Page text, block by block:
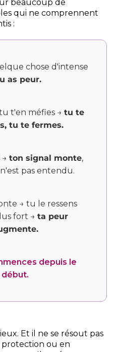
beaucoup de
qui ne comprennent
:
chose d'intense
as peur.
t'en méfies → tu te
tu te fermes.
ton signal monte,
pas entendu.
→ tu le ressens
fort → ta peur
depuis le
début.
Et il ne se résout pas
ou en